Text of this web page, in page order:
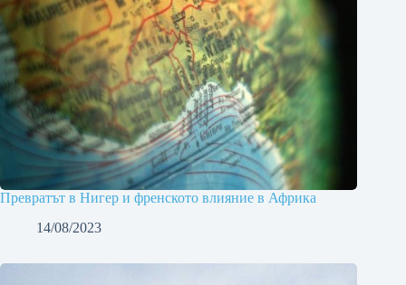
Превратът в Нигер и френското влияние в Африка
14/08/2023